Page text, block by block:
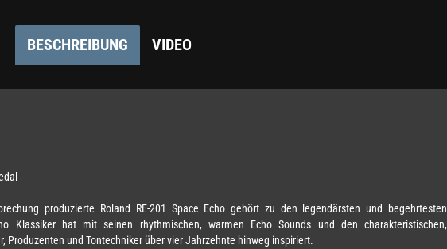
BESCHREIBUNG VIDEO
produzierte Roland RE-201 Space Echo gehört zu den legendärsten und begehrtesten
Klassiker hat mit seinen rhythmischen, warmen Echo Sounds und den charakteristischen,
Produzenten und Tontechniker über vier Jahrzehnte hinweg inspiriert.